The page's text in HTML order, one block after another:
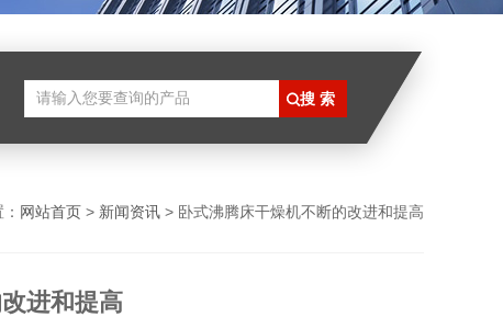
网站首页 > 新闻资讯 > 卧式沸腾床干燥机不断的改进和提高
进和提高